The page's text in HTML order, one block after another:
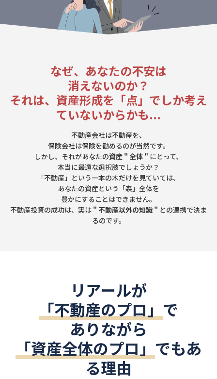
なぜ、あなたの不安は
消えないのか？
それは、資産形成を「点」でしか考え
ていないからかも...
不動産会社は不動産を、
保険会社は保険を勧めるのが当然です。
しかし、それがあなたの資産 " 全体 " にとって、
本当に最適な選択肢でしょうか？
「不動産」という一本の木だけを見ていては、
あなたの資産という「森」全体を
豊かにすることはできません。
不動産投資の成功は、実は " 不動産以外の知識 " との連携で決ま
るのです。
リアールが
「不動産のプロ」 で
ありながら
「資産全体のプロ」 でもあ
る理由